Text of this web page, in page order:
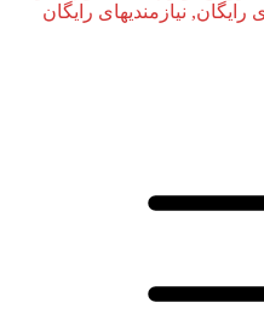
نیازمندیهای رایگان